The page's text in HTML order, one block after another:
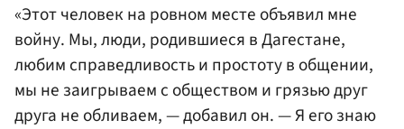
«Этот человек на ровном месте объявил мне
войну. Мы, люди, родившиеся в Дагестане,
любим справедливость и простоту в общении,
мы не заигрываем с обществом и грязью друг
друга не обливаем, — добавил он. — Я его знаю